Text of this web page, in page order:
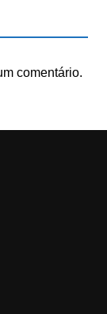
comentário.